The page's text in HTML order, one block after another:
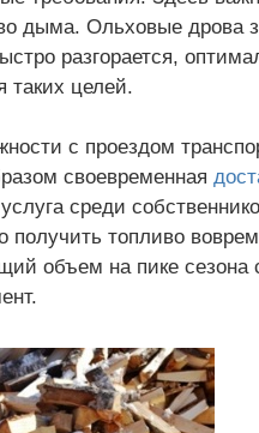
дыма. Ольховые дрова
разгорается,
таких целей.
с проездом
своевременная
среди
топливо
объем на пике